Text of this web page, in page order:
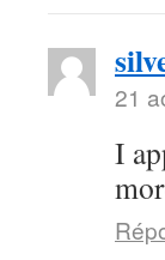
21
I